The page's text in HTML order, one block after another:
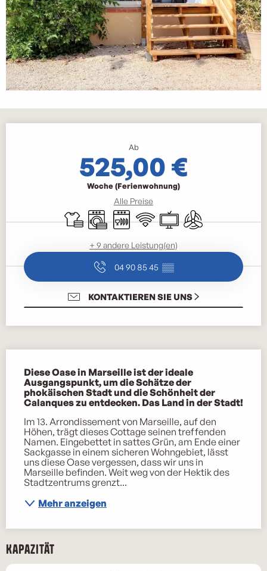
Ab
525,00 €
Woche (Ferienwohnung)
Alle Preise
Bettwäsche und Laken
Waschmaschine
Geschirrspülmaschine
Wi-Fi FernsehenKlimaanlage
+ 9 andere Leistung(en)
04 90 85 45 ▒▒
KONTAKTIEREN SIE UNS
Diese Oase in Marseille ist der ideale
Ausgangspunkt, um die Schätze der
phokäischen Stadt und die Schönheit der
Calanques zu entdecken. Das Land in der Stadt!
Im 13. Arrondissement von Marseille, auf den
Höhen, trägt dieses Cottage seinen treffenden
Namen. Eingebettet in sattes Grün, am Ende einer
Sackgasse in einem sicheren Wohngebiet, lässt
uns diese Oase vergessen, dass wir uns in
Marseille befinden. Weit weg von der Hektik des
Stadtzentrums grenzt...
Mehr anzeigen
Kapazität